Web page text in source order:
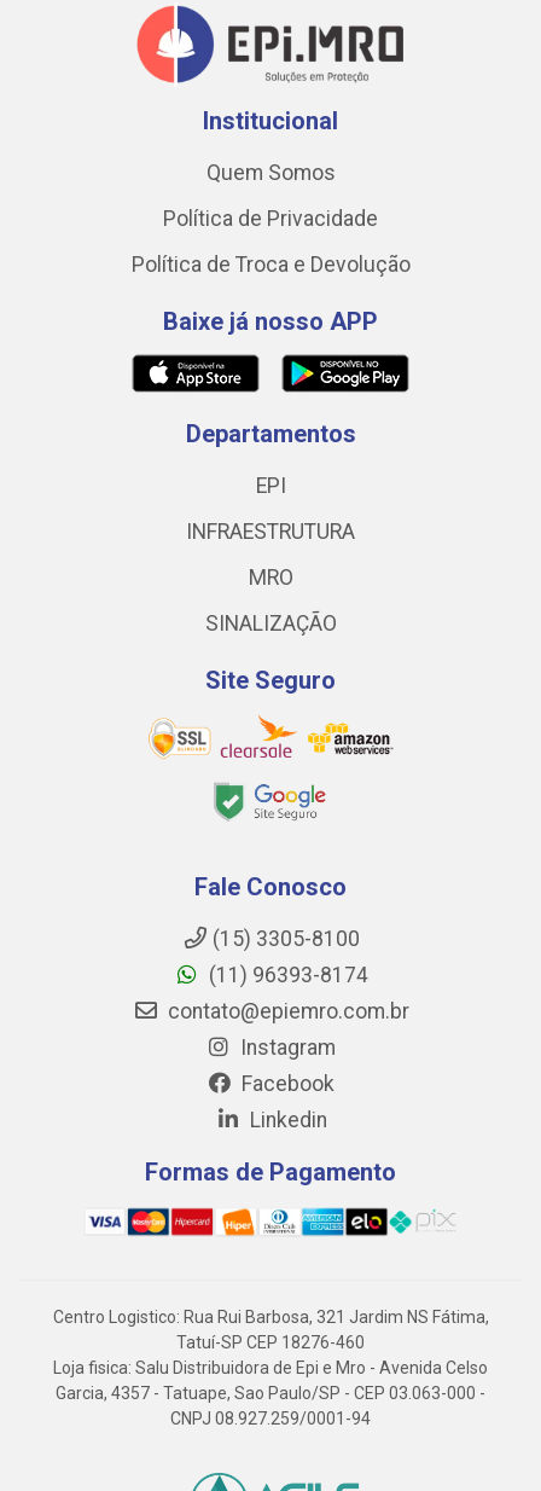
Institucional
Quem Somos
Política de Privacidade
Política de Troca e Devolução
Baixe já nosso APP
Departamentos
EPI
INFRAESTRUTURA
MRO
SINALIZAÇÃO
Site Seguro
Fale Conosco
(15) 3305-8100
(11) 96393-8174
contato@epiemro.com.br
Instagram
Facebook
Linkedin
Formas de Pagamento
Centro Logistico: Rua Rui Barbosa, 321 Jardim NS Fátima,
Tatuí-SP CEP 18276-460
Loja fisica: Salu Distribuidora de Epi e Mro - Avenida Celso
Garcia, 4357 - Tatuape, Sao Paulo/SP - CEP 03.063-000 -
CNPJ 08.927.259/0001-94